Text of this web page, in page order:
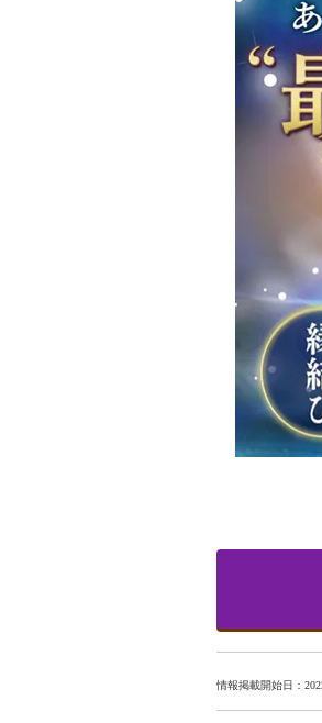
情報掲載開始日：